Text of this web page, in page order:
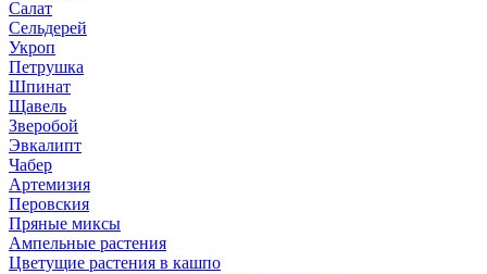
Салат
Сельдерей
Укроп
Петрушка
Шпинат
Щавель
Зверобой
Эвкалипт
Чабер
Артемизия
Перовския
Пряные миксы
Ампельные растения
Цветущие растения в кашпо